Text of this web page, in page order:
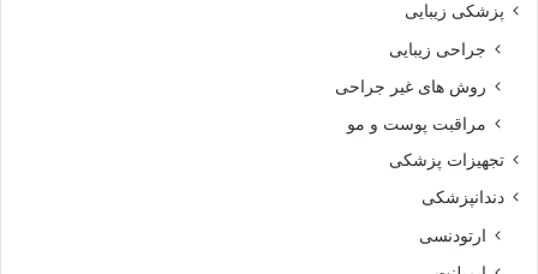
پزشکی زیبایی
جراحی زیبایی
روش های غیر جراحی
مراقبت پوست و مو
تجهیزات پزشکی
دندانپزشکی
ارتودنسی